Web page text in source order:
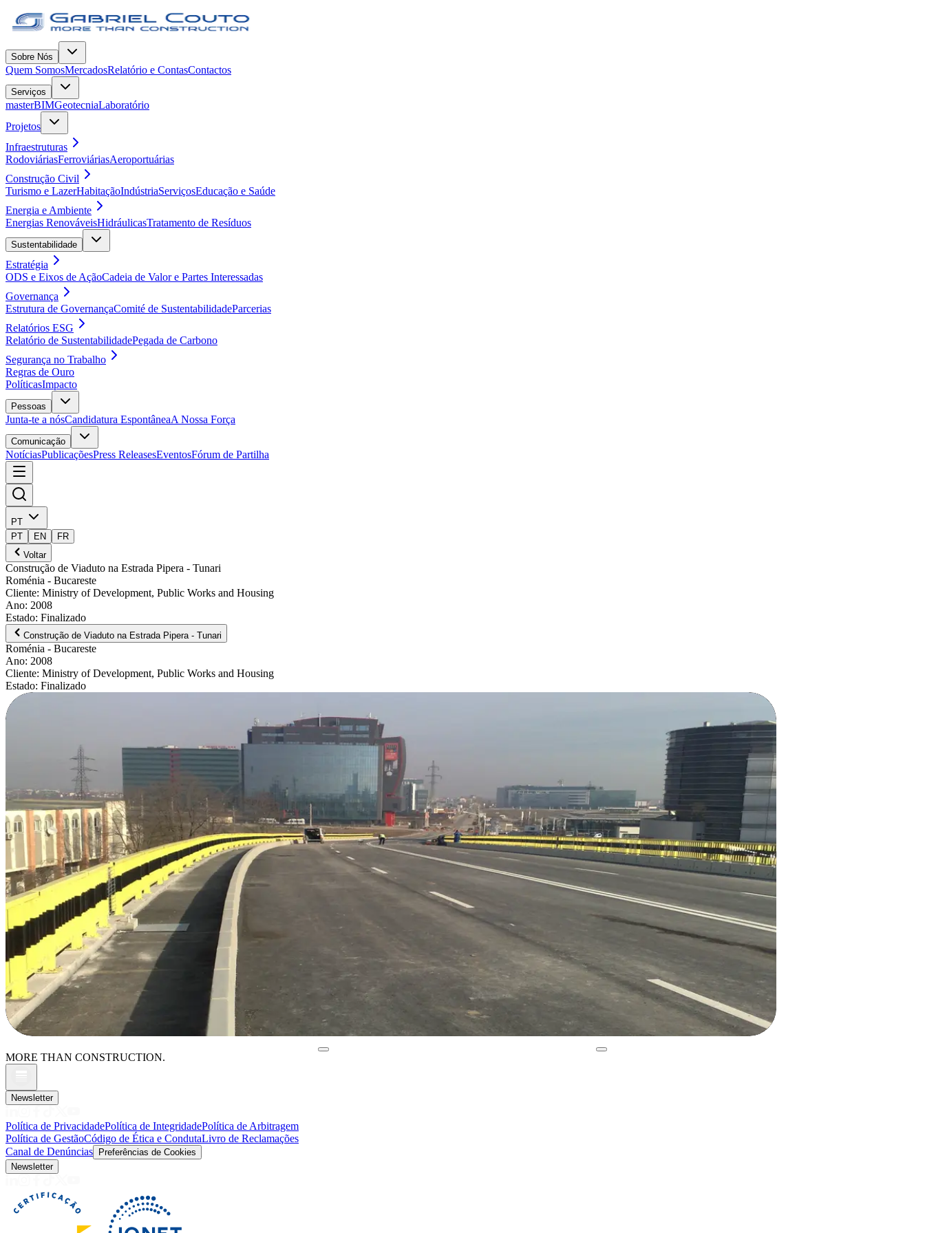
Sobre Nós
Quem SomosMercadosRelatório e ContasContactos
Serviços
masterBIMGeotecniaLaboratório
Projetos
Infraestruturas
RodoviáriasFerroviáriasAeroportuárias
Construção Civil
Turismo e LazerHabitaçãoIndústriaServiçosEducação e Saúde
Energia e Ambiente
Energias RenováveisHidráulicasTratamento de Resíduos
Sustentabilidade
Estratégia
ODS e Eixos de AçãoCadeia de Valor e Partes Interessadas
Governança
Estrutura de GovernançaComité de SustentabilidadeParcerias
Relatórios ESG
Relatório de SustentabilidadePegada de Carbono
Segurança no Trabalho
Regras de Ouro
PolíticasImpacto
Pessoas
Junta-te a nósCandidatura EspontâneaA Nossa Força
Comunicação
NotíciasPublicaçõesPress ReleasesEventosFórum de Partilha
PT
PT
EN
FR
Voltar
Construção de Viaduto na Estrada Pipera - Tunari
Roménia - Bucareste
Cliente: Ministry of Development, Public Works and Housing
Ano: 2008
Estado: Finalizado
Construção de Viaduto na Estrada Pipera - Tunari
Roménia - Bucareste
Ano: 2008
Cliente: Ministry of Development, Public Works and Housing
Estado: Finalizado
MORE THAN CONSTRUCTION.
Newsletter
Política de PrivacidadePolítica de IntegridadePolítica de Arbitragem
Política de GestãoCódigo de Ética e CondutaLivro de Reclamações
Canal de Denúncias
Preferências de Cookies
Newsletter